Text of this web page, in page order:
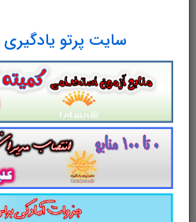
سایت پرتو
تجمیع، جمع بندی و
سرفصل های اعلامی
پرورشطراحی و
سایت
مجموعه منابع آمادگی
آموزش و پرورشرا برای